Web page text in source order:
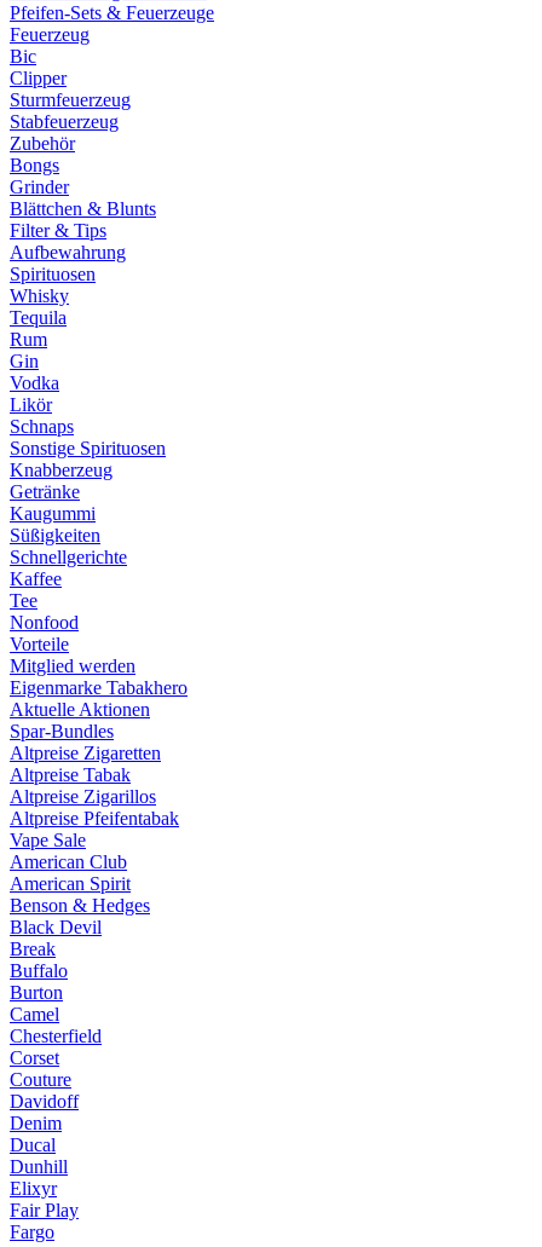
Pfeifen-Sets & Feuerzeuge
Feuerzeug
Bic
Clipper
Sturmfeuerzeug
Stabfeuerzeug
Zubehör
Bongs
Grinder
Blättchen & Blunts
Filter & Tips
Aufbewahrung
Spirituosen
Whisky
Tequila
Rum
Gin
Vodka
Likör
Schnaps
Sonstige Spirituosen
Knabberzeug
Getränke
Kaugummi
Süßigkeiten
Schnellgerichte
Kaffee
Tee
Nonfood
Vorteile
Mitglied werden
Eigenmarke Tabakhero
Aktuelle Aktionen
Spar-Bundles
Altpreise Zigaretten
Altpreise Tabak
Altpreise Zigarillos
Altpreise Pfeifentabak
Vape Sale
American Club
American Spirit
Benson & Hedges
Black Devil
Break
Buffalo
Burton
Camel
Chesterfield
Corset
Couture
Davidoff
Denim
Ducal
Dunhill
Elixyr
Fair Play
Fargo